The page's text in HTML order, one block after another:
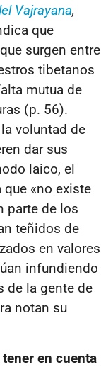
Vajrayana,
que
surgen entre
tibetanos
mutua de
(p. 56).
voluntad de
dar sus
laico, el
«no existe
parte de los
teñidos de
en valores
infundiendo
de la gente de
notan su
en cuenta